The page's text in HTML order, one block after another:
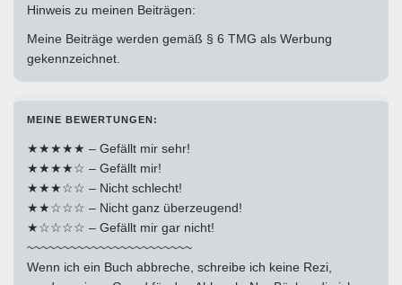
Hinweis zu meinen Beiträgen:
Meine Beiträge werden gemäß § 6 TMG als Werbung
gekennzeichnet.
MEINE BEWERTUNGEN:
★★★★★ – Gefällt mir sehr!
★★★★☆ – Gefällt mir!
★★★☆☆ – Nicht schlecht!
★★☆☆☆ – Nicht ganz überzeugend!
★☆☆☆☆ – Gefällt mir gar nicht!
~~~~~~~~~~~~~~~~~~~~~~~
Wenn ich ein Buch abbreche, schreibe ich keine Rezi,